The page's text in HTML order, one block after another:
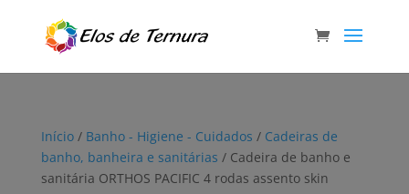
Início/ Banho - Higiene - Cuidados / Cadeiras de
banho, banheira e sanitárias / Cadeira de banho e
sanitária ORTHOS PACIFIC 4 rodas assento skin